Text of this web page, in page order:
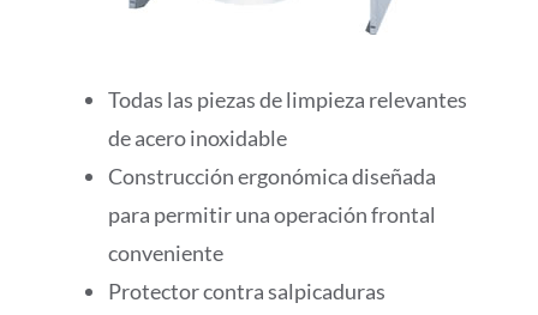
Todas las piezas de limpieza relevantes
de acero inoxidable
Construcción ergonómica diseñada
para permitir una operación frontal
conveniente
Protector contra salpicaduras